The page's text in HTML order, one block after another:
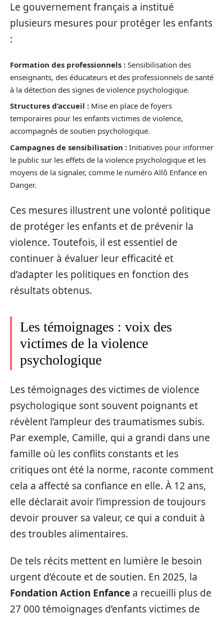
Le gouvernement français a institué
plusieurs mesures pour protéger les enfants
:
Formation des professionnels : Sensibilisation des
enseignants, des éducateurs et des professionnels de santé
à la détection des signes de violence psychologique.
Structures d’accueil : Mise en place de foyers
temporaires pour les enfants victimes de violence,
accompagnés de soutien psychologique.
Campagnes de sensibilisation : Initiatives pour informer
le public sur les effets de la violence psychologique et les
moyens de la signaler, comme le numéro Allô Enfance en
Danger.
Ces mesures illustrent une volonté politique
de protéger les enfants et de prévenir la
violence. Toutefois, il est essentiel de
continuer à évaluer leur efficacité et
d’adapter les politiques en fonction des
résultats obtenus.
Les témoignages : voix des
victimes de la violence
psychologique
Les témoignages des victimes de violence
psychologique sont souvent poignants et
révèlent l’ampleur des traumatismes subis.
Par exemple, Camille, qui a grandi dans une
famille où les conflits constants et les
critiques ont été la norme, raconte comment
cela a affecté sa confiance en elle. À 12 ans,
elle déclarait avoir l’impression de toujours
devoir prouver sa valeur, ce qui a conduit à
des troubles alimentaires.
De tels récits mettent en lumière le besoin
urgent d’écoute et de soutien. En 2025, la
Fondation Action Enfance a recueilli plus de
27 000 témoignages d’enfants victimes de